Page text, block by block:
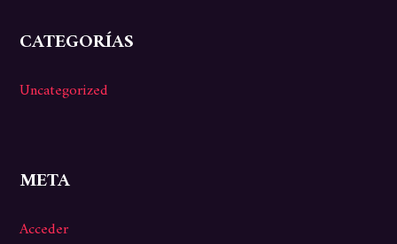
CATEGORÍAS
Uncategorized
META
Acceder